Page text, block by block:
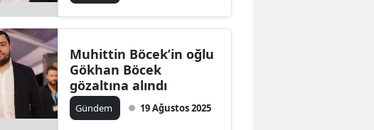
Muhittin Böcek’in oğlu
Gökhan Böcek
gözaltına alındı
Gündem 19 Ağustos 2025